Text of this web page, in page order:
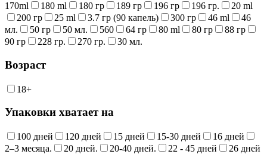
170ml
180 ml 180 гр 189 гр 196 гр 196 гр.
20 ml
200 гр
25 ml 3.7 гр (90 капель) 300 гр 46 ml
46
мл.
50 гр 50 мл. 560 64 гр 80 ml 80 гр
88 гр
90 гр
228 гр. 270 гр. 30 мл.
Возраст
18+
Упаковки хватает на
100 дней 120 дней 15 дней 15-30 дней
16 дней
2–3 месяца.
20 дней. 20-40 дней. 22 - 45 дней
26 дней